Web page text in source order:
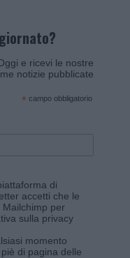
e ricevi le nostre
notizie pubblicate
* campo obbligatorio
di
accetti che le
per
sulla privacy
momento
di pagina delle